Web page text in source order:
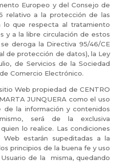
Europeo y del Consejo de
relativo a la protección de las
lo que respecta al tratamiento
y a la libre circulación de estos
deroga la Directiva 95/46/CE
de protección de datos), la Ley
de Servicios de la Sociedad
Comercio Electrónico.
Web propiedad de CENTRO
JUNQUERA como el uso
de la información y contenidos
será de la exclusiva
lo realice. Las condiciones
estarán supeditadas a la
principios de la buena fe y uso
de la misma, quedando